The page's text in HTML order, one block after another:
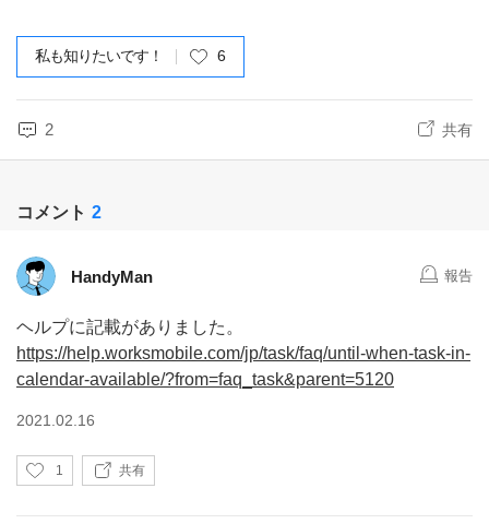
私も知りたいです！ 6
2 共有
コメント 2
HandyMan 報告
ヘルプに記載がありました。
https://help.worksmobile.com/jp/task/faq/until-when-task-in-
calendar-available/?from=faq_task&parent=5120
2021.02.16
い
1 共有